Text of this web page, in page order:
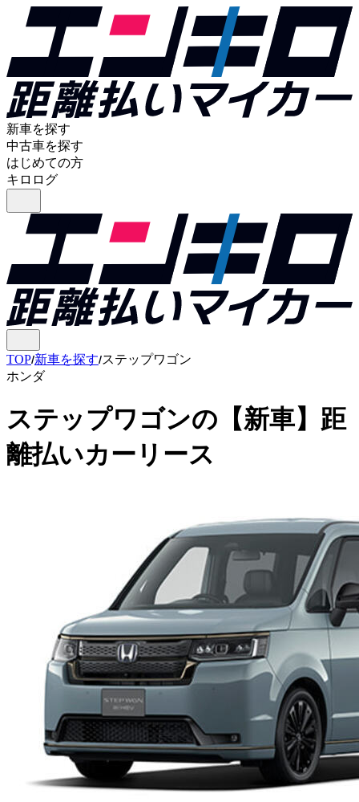
新車を探す
中古車を探す
はじめての方
キロログ
TOP 新車を探す ステップワゴン
ホンダ
ステップワゴンの 【新車】距
離払いカーリース